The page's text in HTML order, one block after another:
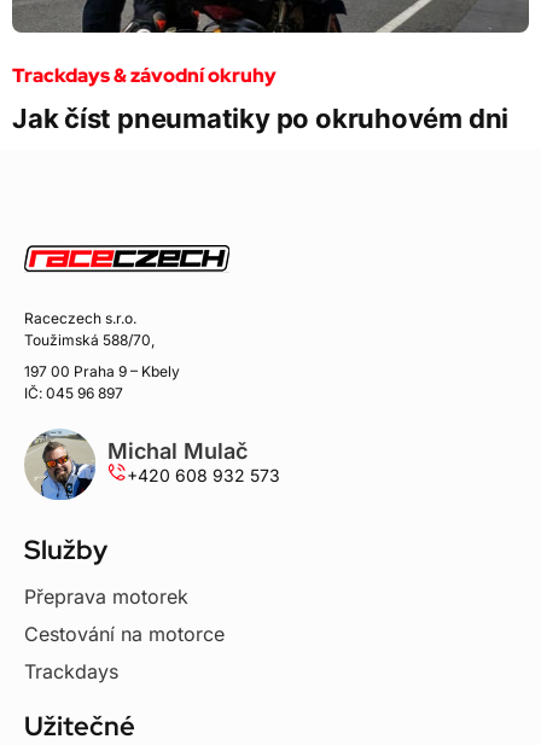
Trackdays & závodní okruhy
Jak číst pneumatiky po okruhovém dni
Raceczech s.r.o.
Toužimská 588/70,
197 00 Praha 9 – Kbely
IČ: 045 96 897
Michal Mulač
+420 608 932 573
Služby
Přeprava motorek
Cestování na motorce
Trackdays
Užitečné